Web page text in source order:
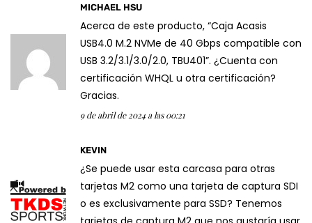
MICHAEL HSU
Acerca de este producto, “Caja Acasis
USB4.0 M.2 NVMe de 40 Gbps compatible con
USB 3.2/3.1/3.0/2.0, TBU401”. ¿Cuenta con
certificación WHQL u otra certificación?
Gracias.
9 de abril de 2024 a las 00:21
KEVIN
¿Se puede usar esta carcasa para otras
tarjetas M2 como una tarjeta de captura SDI
o es exclusivamente para SSD? Tenemos